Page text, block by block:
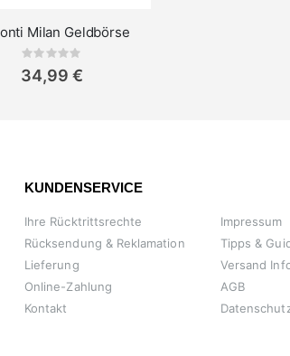
Milan Geldbörse
Rating:
34,99 €
KUNDENSERVICE
Ihre Rücktrittsrechte
Rücksendung & Reklamation
Lieferung
Online-Zahlung
Kontakt
Impressum
Tipps &
Versand
AGB